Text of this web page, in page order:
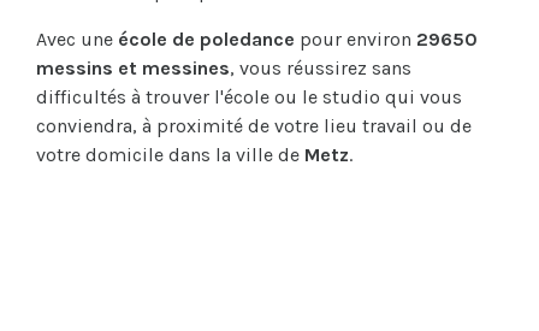
Avec une école de poledance pour environ 29650
messins et messines, vous réussirez sans
difficultés à trouver l'école ou le studio qui vous
conviendra, à proximité de votre lieu travail ou de
votre domicile dans la ville de Metz.